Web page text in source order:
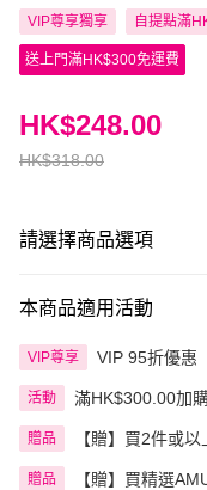
VIP尊享獨享 自提點滿
送上門滿HK$300免運費
HK$318.00
HK$248.00
請選擇商品選項
本商品適用活動
VIP尊享 VIP 95折優惠
活動 滿HK$300.00加
贈品
【贈】買2件或
贈品
【贈】買精選